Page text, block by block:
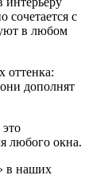
сочетается с
в любом
оттенка:
дополнят
любого окна.
в наших